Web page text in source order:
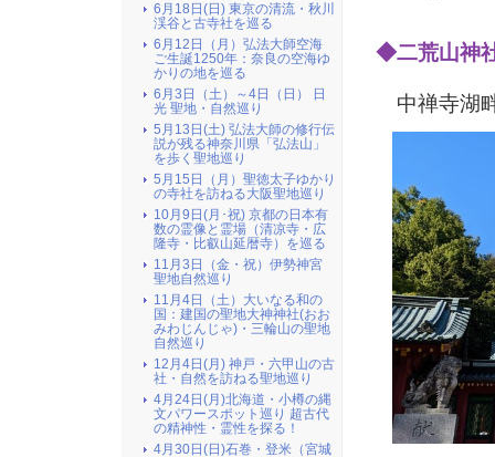
◆二荒山神
中禅寺湖
6月18日(日) 東京の清流・秋川
渓谷と古寺社を巡る
6月12日（月）弘法大師空海
ご生誕1250年：奈良の空海ゆ
かりの地を巡る
6月3日（土）～4日（日） 日
光 聖地・自然巡り
5月13日(土) 弘法大師の修行伝
説が残る神奈川県「弘法山」
を歩く聖地巡り
5月15日（月）聖徳太子ゆかり
の寺社を訪ねる大阪聖地巡り
10月9日(月･祝) 京都の日本有
数の霊像と霊場（清凉寺・広
隆寺・比叡山延暦寺）を巡る
11月3日（金・祝）伊勢神宮
聖地自然巡り
11月4日（土）大いなる和の
国：建国の聖地大神神社(おお
みわじんじゃ)・三輪山の聖地
自然巡り
12月4日(月) 神戸・六甲山の古
社・自然を訪ねる聖地巡り
4月24日(月)北海道・小樽の縄
文パワースポット巡り 超古代
の精神性・霊性を探る！
4月30日(日)石巻・登米（宮城